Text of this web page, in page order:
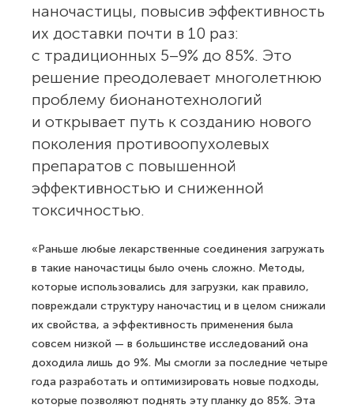
наночастицы, повысив эффективность
их доставки почти в 10 раз:
с традиционных 5–9% до 85%. Это
решение преодолевает многолетнюю
проблему бионанотехнологий
и открывает путь к созданию нового
поколения противоопухолевых
препаратов с повышенной
эффективностью и сниженной
токсичностью.
«Раньше любые лекарственные соединения загружать
в такие наночастицы было очень сложно. Методы,
которые использовались для загрузки, как правило,
повреждали структуру наночастиц и в целом снижали
их свойства, а эффективность применения была
совсем низкой — в большинстве исследований она
доходила лишь до 9%. Мы смогли за последние четыре
года разработать и оптимизировать новые подходы,
которые позволяют поднять эту планку до 85%. Эта